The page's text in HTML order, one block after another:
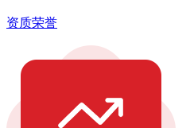
资质荣誉